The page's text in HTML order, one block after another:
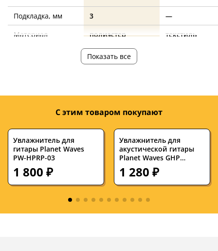
Подкладка, мм
3
—
Материал
полиэстер
текстиль
черный
Показать все
С этим товаром покупают
Увлажнитель для
гитары Planet Waves
PW-HPRP-03
1 800 ₽
Увлажнитель для
акустической гитары
Planet Waves GHP
Humidifier Pro
1 280 ₽